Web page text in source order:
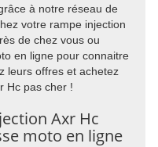
à notre réseau de
votre rampe injection
de chez vous ou
en ligne pour connaitre
leurs offres et achetez
Hc pas cher !
Axr Hc
moto en ligne